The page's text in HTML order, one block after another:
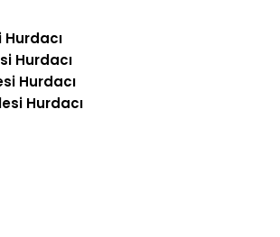
Hurdacı
Hurdacı
Hurdacı